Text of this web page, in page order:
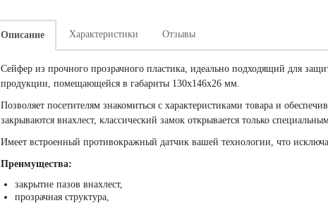
Описание Характеристики Отзывы
Сейфер из прочного прозрачного пластика, идеально подходящий для
продукции, помещающейся в габариты 130x146x26 мм.
Позволяет посетителям знакомиться с характеристиками товара и
закрываются внахлест, классический замок открывается только
Имеет встроенный противокражный датчик вашей технологии, что
Преимущества:
закрытие пазов внахлест,
прозрачная структура,